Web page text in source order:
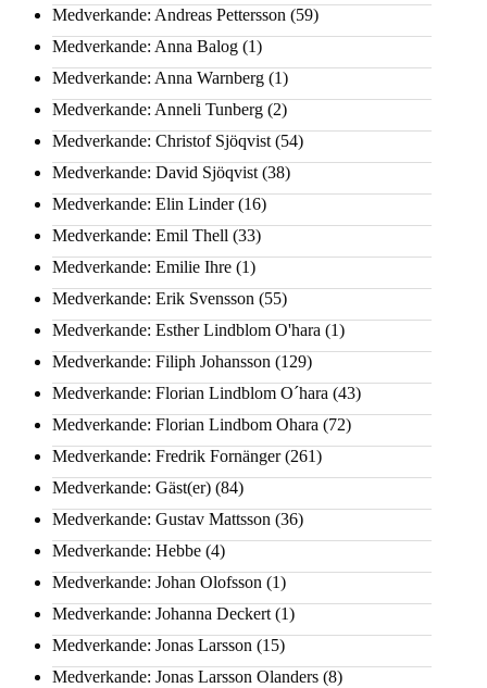
Medverkande: Andreas Pettersson (59)
Medverkande: Anna Balog (1)
Medverkande: Anna Warnberg (1)
Medverkande: Anneli Tunberg (2)
Medverkande: Christof Sjöqvist (54)
Medverkande: David Sjöqvist (38)
Medverkande: Elin Linder(16)
Medverkande: Emil Thell (33)
Medverkande: Emilie Ihre (1)
Medverkande: Erik Svensson (55)
Medverkande: Esther Lindblom O'hara (1)
Medverkande: Filiph Johansson (129)
Medverkande: Florian Lindblom O´hara (43)
Medverkande: Florian Lindbom Ohara (72)
Medverkande: Fredrik Fornänger(261)
Medverkande: Gäst(er) (84)
Medverkande: Gustav Mattsson (36)
Medverkande: Hebbe (4)
Medverkande: Johan Olofsson (1)
Medverkande: Johanna Deckert (1)
Medverkande: Jonas Larsson (15)
Medverkande: Jonas Larsson Olanders (8)